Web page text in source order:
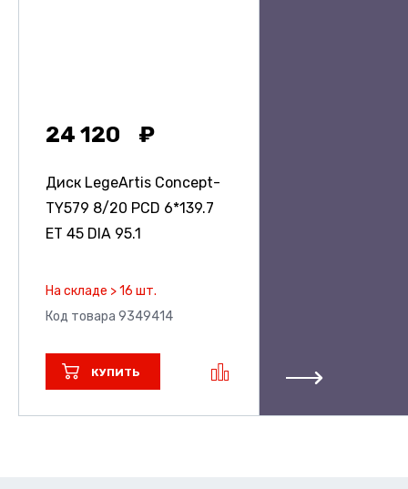
24 120
Диск LegeArtis Concept-
TY579 8/20 PCD 6*139.7
ET 45 DIA 95.1
На складе > 16 шт.
Код товара 9349414
КУПИТЬ